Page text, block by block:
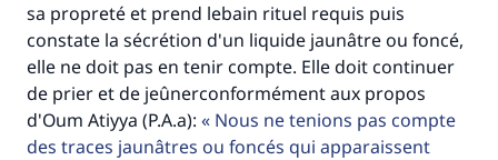
sa propreté et prend lebain rituel requis puis
constate la sécrétion d'un liquide jaunâtre ou foncé,
elle ne doit pas en tenir compte. Elle doit continuer
de prier et de jeûnerconformément aux propos
d'Oum Atiyya (P.A.a):
Nous ne tenions pas compte
des traces jaunâtres ou foncés qui apparaissent
Faites une différence dans la vie de
millions de personnes grâce à votre
contribution
Aidez nous à apporter des réponses.